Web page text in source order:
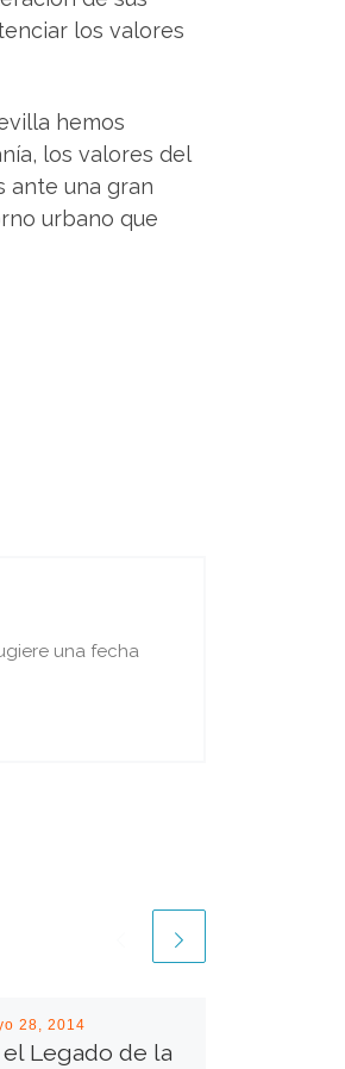
los valores
hemos
los valores del
ante una gran
urbano que
una fecha
28, 2014
Legado de la